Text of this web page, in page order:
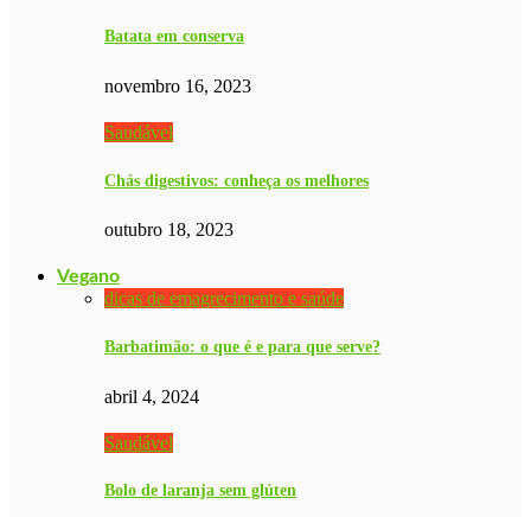
Batata em conserva
novembro 16, 2023
Saudável
Chás digestivos: conheça os melhores
outubro 18, 2023
Vegano
dicas de emagrecimento e saúde
Barbatimão: o que é e para que serve?
abril 4, 2024
Saudável
Bolo de laranja sem glúten